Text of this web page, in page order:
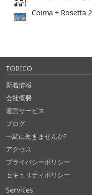
TORICO
新着情報
会社概要
運営サービス
ブログ
一緒に働きませんか?
アクセス
プライバシーポリシー
セキュリティポリシー
Services